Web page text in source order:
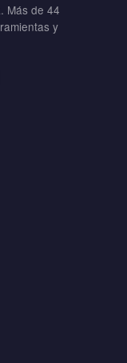
Más de 44
y